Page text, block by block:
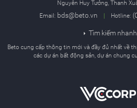
Nguyễn Huy Tưởng, Thanh
Email: bds@beto.vn Hotline:
 Tìm kiếm nhanh
Beto cung cấp thông tin mới và đầy đủ nhất về
các dự án bất động sản, dự án chung